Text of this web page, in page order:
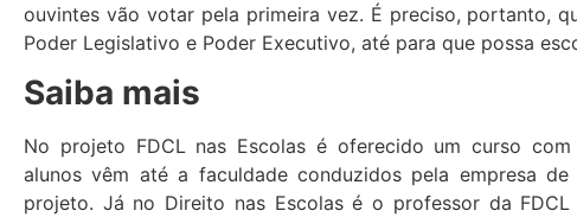
ouvintes vão votar pela primeira vez. É preciso, portanto,
Poder Legislativo e Poder Executivo, até para que possa
Saiba mais
No projeto FDCL nas Escolas é oferecido um curso
alunos vêm até a faculdade conduzidos pela empresa
projeto. Já no Direito nas Escolas é o professor da